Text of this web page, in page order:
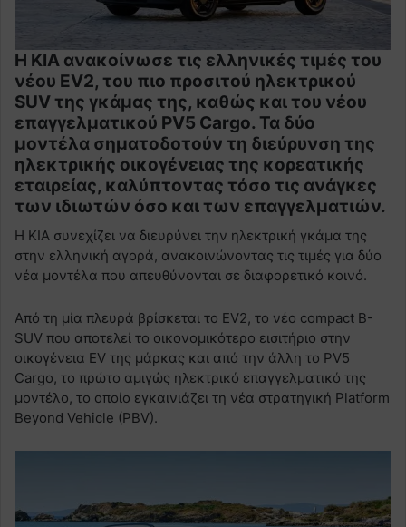
Η KIA ανακοίνωσε τις ελληνικές τιμές του
νέου EV2, του πιο προσιτού ηλεκτρικού
SUV της γκάμας της, καθώς και του νέου
επαγγελματικού PV5 Cargo. Τα δύο
μοντέλα σηματοδοτούν τη διεύρυνση της
ηλεκτρικής οικογένειας της κορεατικής
εταιρείας, καλύπτοντας τόσο τις ανάγκες
των ιδιωτών όσο και των επαγγελματιών.
Η KIA συνεχίζει να διευρύνει την ηλεκτρική γκάμα της
στην ελληνική αγορά, ανακοινώνοντας τις τιμές για δύο
νέα μοντέλα που απευθύνονται σε διαφορετικό κοινό.
Από τη μία πλευρά βρίσκεται το EV2, το νέο compact B-
SUV που αποτελεί το οικονομικότερο εισιτήριο στην
οικογένεια EV της μάρκας και από την άλλη το PV5
Cargo, το πρώτο αμιγώς ηλεκτρικό επαγγελματικό της
μοντέλο, το οποίο εγκαινιάζει τη νέα στρατηγική Platform
Beyond Vehicle (PBV).